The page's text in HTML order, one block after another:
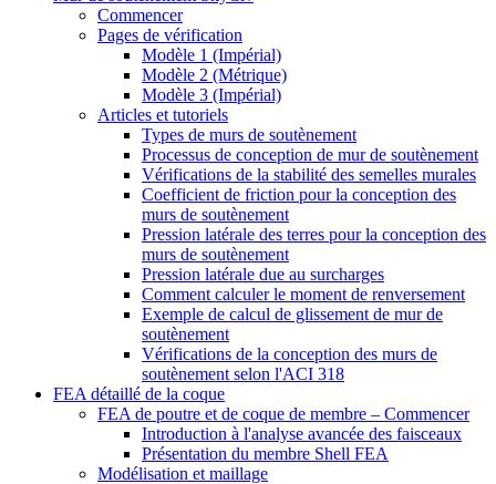
Commencer
Pages de vérification
Modèle 1 (Impérial)
Modèle 2 (Métrique)
Modèle 3 (Impérial)
Articles et tutoriels
Types de murs de soutènement
Processus de conception de mur de soutènement
Vérifications de la stabilité des semelles murales
Coefficient de friction pour la conception des
murs de soutènement
Pression latérale des terres pour la conception des
murs de soutènement
Pression latérale due au surcharges
Comment calculer le moment de renversement
Exemple de calcul de glissement de mur de
soutènement
Vérifications de la conception des murs de
soutènement selon l'ACI 318
FEA détaillé de la coque
FEA de poutre et de coque de membre – Commencer
Introduction à l'analyse avancée des faisceaux
Présentation du membre Shell FEA
Modélisation et maillage